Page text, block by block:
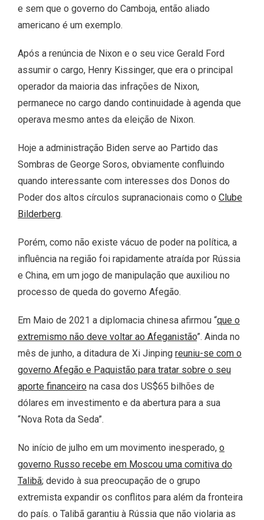
e sem que o governo do Camboja, então aliado
americano é um exemplo.
Após a renúncia de Nixon e o seu vice Gerald Ford
assumir o cargo, Henry Kissinger, que era o principal
operador da maioria das infrações de Nixon,
permanece no cargo dando continuidade à agenda que
operava mesmo antes da eleição de Nixon.
Hoje a administração Biden serve ao Partido das
Sombras de George Soros, obviamente confluindo
quando interessante com interesses dos Donos do
Poder dos altos círculos supranacionais como o Clube
Bilderberg.
Porém, como não existe vácuo de poder na política, a
influência na região foi rapidamente atraída por Rússia
e China, em um jogo de manipulação que auxiliou no
processo de queda do governo Afegão.
Em Maio de 2021 a diplomacia chinesa afirmou “que o
extremismo não deve voltar ao Afeganistão”. Ainda no
mês de junho, a ditadura de Xi Jinping reuniu-se com o
governo Afegão e Paquistão para tratar sobre o seu
aporte financeiro na casa dos US$65 bilhões de
dólares em investimento e da abertura para a sua
“Nova Rota da Seda”.
No início de julho em um movimento inesperado, o
governo Russo recebe em Moscou uma comitiva do
Talibã; devido à sua preocupação de o grupo
extremista expandir os conflitos para além da fronteira
do país. o Talibã garantiu à Rússia que não violaria as